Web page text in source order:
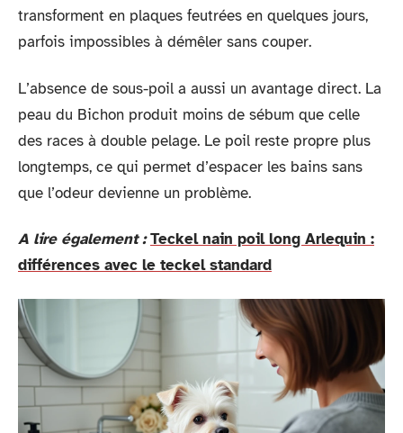
transforment en plaques feutrées en quelques jours,
parfois impossibles à démêler sans couper.
L’absence de sous-poil a aussi un avantage direct. La
peau du Bichon produit moins de sébum que celle
des races à double pelage. Le poil reste propre plus
longtemps, ce qui permet d’espacer les bains sans
que l’odeur devienne un problème.
A lire également : Teckel nain poil long Arlequin :
différences avec le teckel standard